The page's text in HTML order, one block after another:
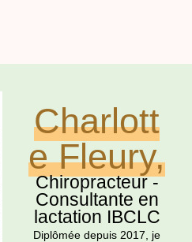
Charlott
e Fleury,
Chiropracteur -
Consultante en
lactation IBCLC
Diplômée depuis 2017, je